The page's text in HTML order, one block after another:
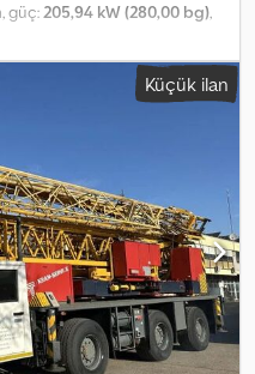
, güç:205,94 kW (280,00 bg),
26.000 kg, lastik boyutu:
, bir sonraki muayene (TÜV):
şartlarına uygun, kullanılmış
üzerinde kullanım kaynaklı
bulunmaktadır. Tesis düzenli
ve onarımı yapılmıştır.
mümkündür.
Küçük ilan